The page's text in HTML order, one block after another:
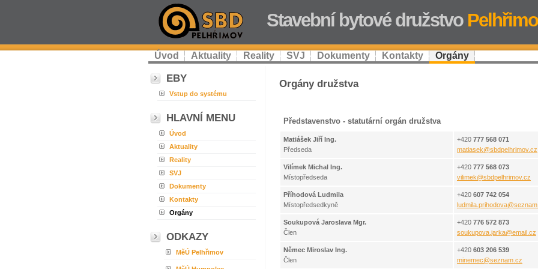
Stavební bytové družstvo
Úvod Aktuality Reality SVJ Dokumenty Kontakty Orgány
EBY
Vstup do systému
HLAVNÍ MENU
Úvod
Aktuality
Reality
SVJ
Dokumenty
Kontakty
Orgány
ODKAZY
MěÚ Pelhřimov
Orgány družstva
Představenstvo - statutární orgán družstva
Matiášek Jiří Ing.
Předseda
+420 777 568 071
matiasek@sbdpelhrimov.cz
Vilímek Michal Ing.
Místopředseda
+420 777 568 073
vilimek@sbdpelhrimov.cz
Příhodová Ludmila
Místopředsedkyně
+420 607 742 054
ludmila.prihodova@
Soukupová Jaroslava Mgr.
Člen
+420 776 572 873
soukupova.jarka@email.cz
Němec Miroslav Ing.
Člen
+420 603 206 539
minemec@seznam.cz